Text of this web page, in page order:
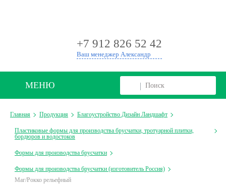
+7 912 826 52 42
Ваш менеджер Александр
МЕНЮ
Главная Продукция Благоустройство Дизайн Ландшафт
Пластиковые формы для производства брусчатки, тротуарной плитки,
бордюров и водостоков
Формы для производства брусчатки
Формы для производства брусчатки (изготовитель Россия)
Маг/Рокко рельефный